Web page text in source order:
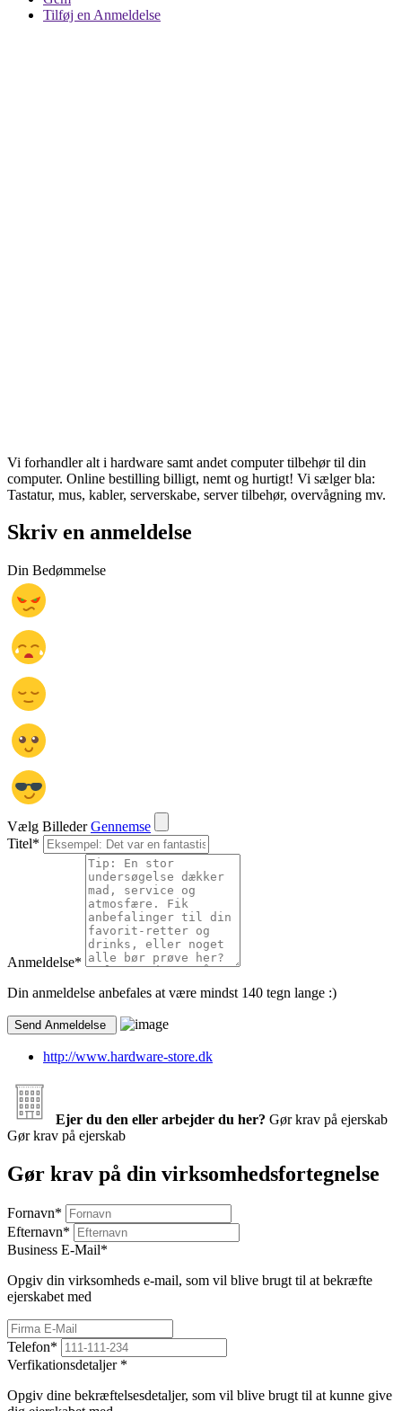
Tilføj en Anmeldelse
Vi forhandler alt i hardware samt andet computer tilbehør til din
computer. Online bestilling billigt, nemt og hurtigt! Vi sælger bla:
Tastatur, mus, kabler, serverskabe, server tilbehør, overvågning mv.
Skriv en anmeldelse
Din Bedømmelse
Vælg Billeder Gennemse
Titel*
Anmeldelse*
Din anmeldelse anbefales at være mindst 140 tegn lange :)
http://www.hardware-store.dk
Ejer du den eller arbejder du her? Gør krav på ejerskab
Gør krav på ejerskab
Gør krav på din virksomhedsfortegnelse
Fornavn*
Efternavn*
Business E-Mail*
Opgiv din virksomheds e-mail, som vil blive brugt til at bekræfte
ejerskabet med
Telefon*
Verfikationsdetaljer *
Opgiv dine bekræftelsesdetaljer, som vil blive brugt til at kunne give